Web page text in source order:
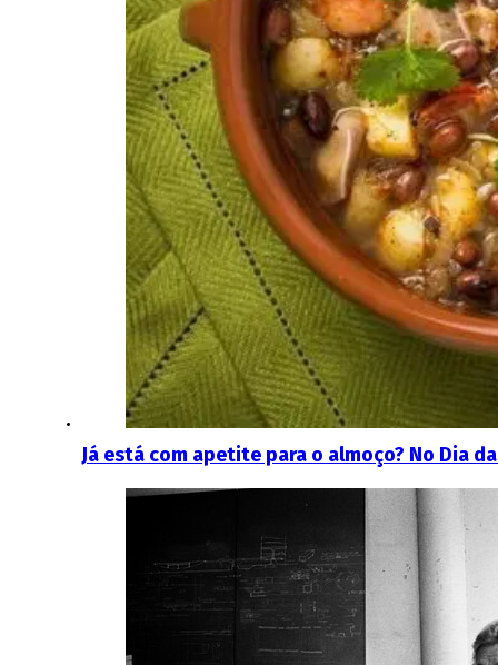
Já está com apetite para o almoço? No Dia